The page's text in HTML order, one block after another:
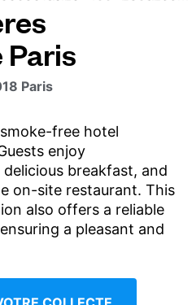
Paris
free hotel
enjoy
breakfast, and
on-site restaurant. This
also offers a reliable
a pleasant and